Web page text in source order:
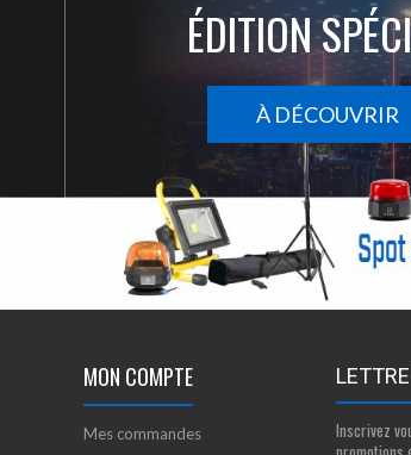
ÉDITION
À DÉCOUVRIR
MON COMPTE
Mes commandes
Inscrivez